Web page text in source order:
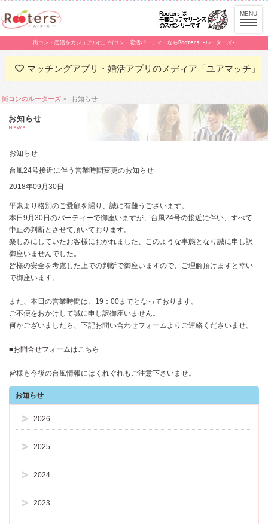
街コン・恋活をカジュアルに。街コン・恋活パーティーならRooters -ルーターズ-
マッチングアプリ・婚活アプリのメディア「ユアマッチ」
街コンのルーターズ お知らせ
お知らせ
NEWS
お知らせ
台風24号接近に伴う営業時間変更のお知らせ
2018年09月30日
平素より格別のご愛顧を賜り、誠に有難うございます。
本日9月30日のパーティーで御座いますが、台風24号の接近に伴い、すべて
中止の判断とさせて頂いております。
楽しみにしていたお客様におかれました、このような事態となり誠に申し訳
御座いませんでした。
皆様の安全を考慮した上での判断で御座いますので、ご理解頂けますと幸い
で御座います。
また、本日の営業時間は、19：00までとなっております。
ご不便をおかけして誠に申し訳御座いません。
何かございましたら、下記お問い合わせフォームよりご連絡くださいませ。
■お問合せフォームはこちら
皆様も今後の台風情報にはくれぐれもご注意下さいませ。
お知らせ
2026
2025
2024
2023